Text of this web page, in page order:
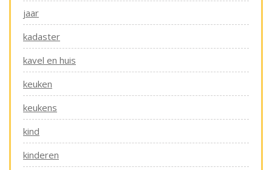
jaar
kadaster
kavel en huis
keuken
keukens
kind
kinderen